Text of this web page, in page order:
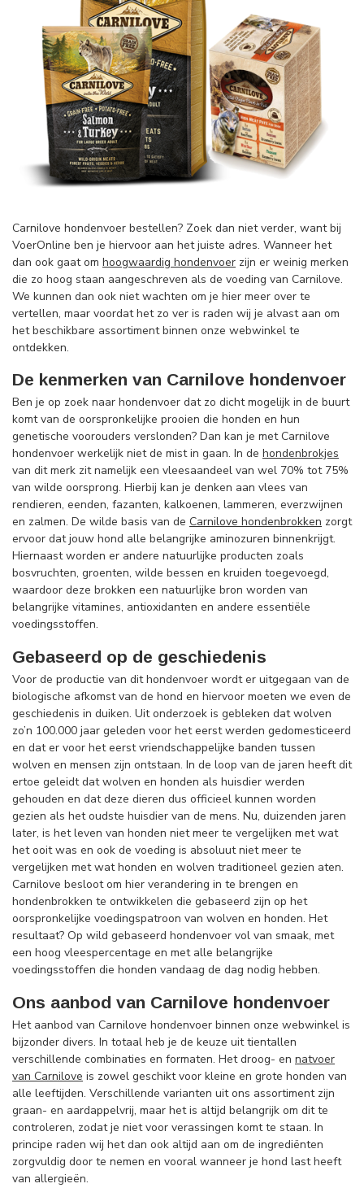
Carnilove hondenvoer bestellen? Zoek dan niet verder, want bij
VoerOnline ben je hiervoor aan het juiste adres. Wanneer het
dan ook gaat om hoogwaardig hondenvoer zijn er weinig merken
die zo hoog staan aangeschreven als de voeding van Carnilove.
We kunnen dan ook niet wachten om je hier meer over te
vertellen, maar voordat het zo ver is raden wij je alvast aan om
het beschikbare assortiment binnen onze webwinkel te
ontdekken.
De kenmerken van Carnilove hondenvoer
Ben je op zoek naar hondenvoer dat zo dicht mogelijk in de buurt
komt van de oorspronkelijke prooien die honden en hun
genetische voorouders verslonden? Dan kan je met Carnilove
hondenvoer werkelijk niet de mist in gaan. In de hondenbrokjes
van dit merk zit namelijk een vleesaandeel van wel 70% tot 75%
van wilde oorsprong. Hierbij kan je denken aan vlees van
rendieren, eenden, fazanten, kalkoenen, lammeren, everzwijnen
en zalmen. De wilde basis van de Carnilove hondenbrokken zorgt
ervoor dat jouw hond alle belangrijke aminozuren binnenkrijgt.
Hiernaast worden er andere natuurlijke producten zoals
bosvruchten, groenten, wilde bessen en kruiden toegevoegd,
waardoor deze brokken een natuurlijke bron worden van
belangrijke vitamines, antioxidanten en andere essentiële
voedingsstoffen.
Gebaseerd op de geschiedenis
Voor de productie van dit hondenvoer wordt er uitgegaan van de
biologische afkomst van de hond en hiervoor moeten we even de
geschiedenis in duiken. Uit onderzoek is gebleken dat wolven
zo’n 100.000 jaar geleden voor het eerst werden gedomesticeerd
en dat er voor het eerst vriendschappelijke banden tussen
wolven en mensen zijn ontstaan. In de loop van de jaren heeft dit
ertoe geleidt dat wolven en honden als huisdier werden
gehouden en dat deze dieren dus officieel kunnen worden
gezien als het oudste huisdier van de mens. Nu, duizenden jaren
later, is het leven van honden niet meer te vergelijken met wat
het ooit was en ook de voeding is absoluut niet meer te
vergelijken met wat honden en wolven traditioneel gezien aten.
Carnilove besloot om hier verandering in te brengen en
hondenbrokken te ontwikkelen die gebaseerd zijn op het
oorspronkelijke voedingspatroon van wolven en honden. Het
resultaat? Op wild gebaseerd hondenvoer vol van smaak, met
een hoog vleespercentage en met alle belangrijke
voedingsstoffen die honden vandaag de dag nodig hebben.
Ons aanbod van Carnilove hondenvoer
Het aanbod van Carnilove hondenvoer binnen onze webwinkel is
bijzonder divers. In totaal heb je de keuze uit tientallen
verschillende combinaties en formaten. Het droog- en natvoer
van Carnilove is zowel geschikt voor kleine en grote honden van
alle leeftijden. Verschillende varianten uit ons assortiment zijn
graan- en aardappelvrij, maar het is altijd belangrijk om dit te
controleren, zodat je niet voor verassingen komt te staan. In
principe raden wij het dan ook altijd aan om de ingrediënten
zorgvuldig door te nemen en vooral wanneer je hond last heeft
van allergieën.